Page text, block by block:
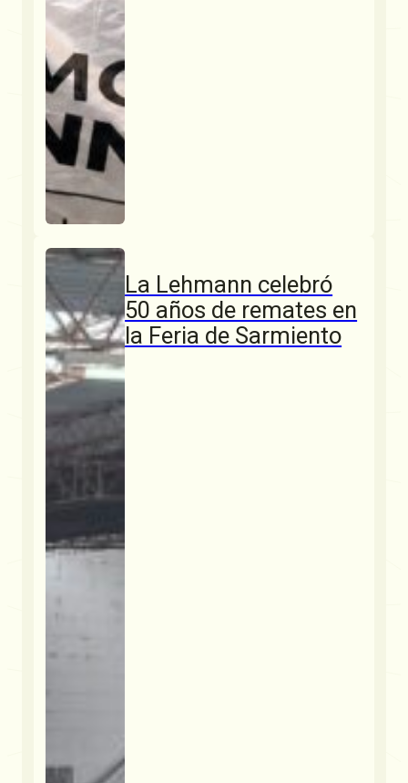
La Lehmann celebró
50 años de remates en
la Feria de Sarmiento